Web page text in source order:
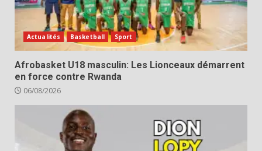
Actualités Basketball Sport
Afrobasket U18 masculin: Les Lionceaux démarrent
en force contre Rwanda
06/08/2026